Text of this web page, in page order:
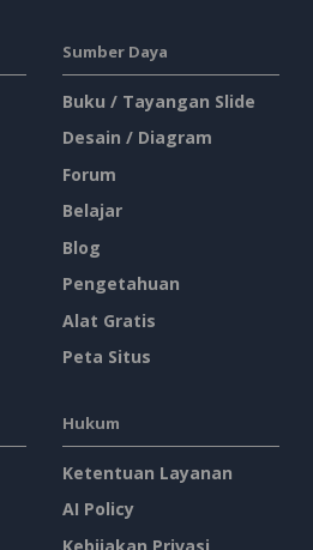
Sumber Daya
Buku / Tayangan Slide
Desain / Diagram
Forum
Belajar
Blog
Pengetahuan
Alat Gratis
Peta Situs
Hukum
Ketentuan Layanan
AI Policy
Kebijakan Privasi